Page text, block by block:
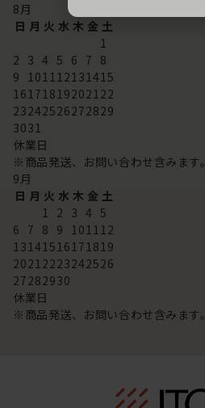
8月
日 月 火 水 木 金 土
1
2 3 4 5 6 7 8
9 101112131415
16171819202122
23242526272829
3031
休業日
※商品発送、お問い合わせ含みます。
9月
日 月 火 水 木 金 土
1 2 3 4 5
6 7 8 9 101112
13141516171819
20212223242526
27282930
休業日
※商品発送、お問い合わせ含みます。